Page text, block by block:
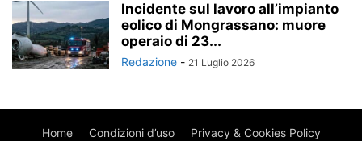
Incidente sul lavoro all’impianto
eolico di Mongrassano: muore
operaio di 23...
Redazione - 21 Luglio 2026
Home Condizioni d’uso Privacy & Cookies Policy